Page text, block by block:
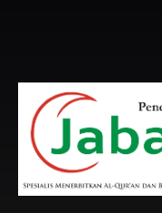
Penerbit Al Quran Jabal
Penerbit Al Quran & Buku Islam Berpengalaman Sejak 2004